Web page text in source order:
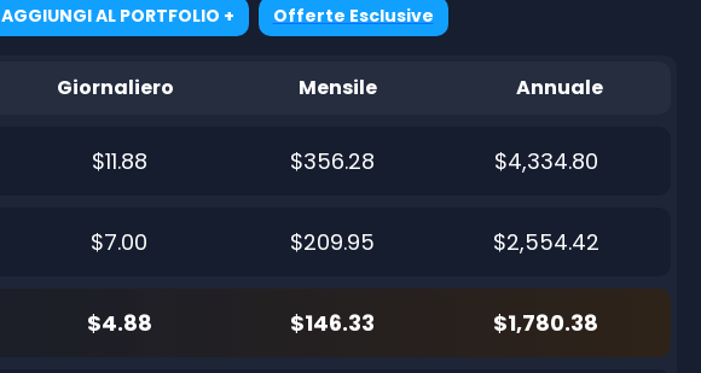
AGGIUNGI AL PORTFOLIO + Offerte Esclusive
Giornaliero Mensile Annuale
$11.88 $356.28 $4,334.80
$7.00 $209.95 $2,554.42
$4.88 $146.33 $1,780.38